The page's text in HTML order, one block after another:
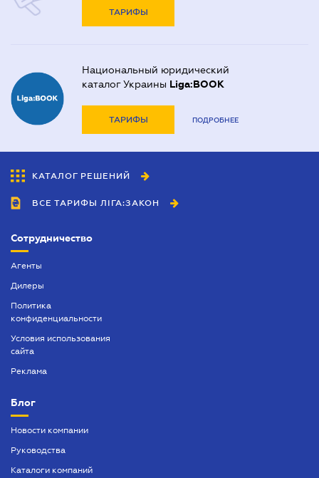
ТАРИФЫ
Национальный юридический
каталог Украины Liga:BOOK
ТАРИФЫ ПОДРОБНЕЕ
КАТАЛОГ РЕШЕНИЙ
ВСЕ ТАРИФЫ ЛІГА:ЗАКОН
Сотрудничество
Агенты
Дилеры
Политика
конфиденциальности
Условия использования
сайта
Реклама
Блог
Новости компании
Руководства
Каталоги компаний